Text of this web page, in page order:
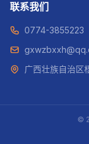
联系我们
0774-3855223
广西壮族自治区
©